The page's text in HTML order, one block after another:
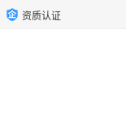
资质认证